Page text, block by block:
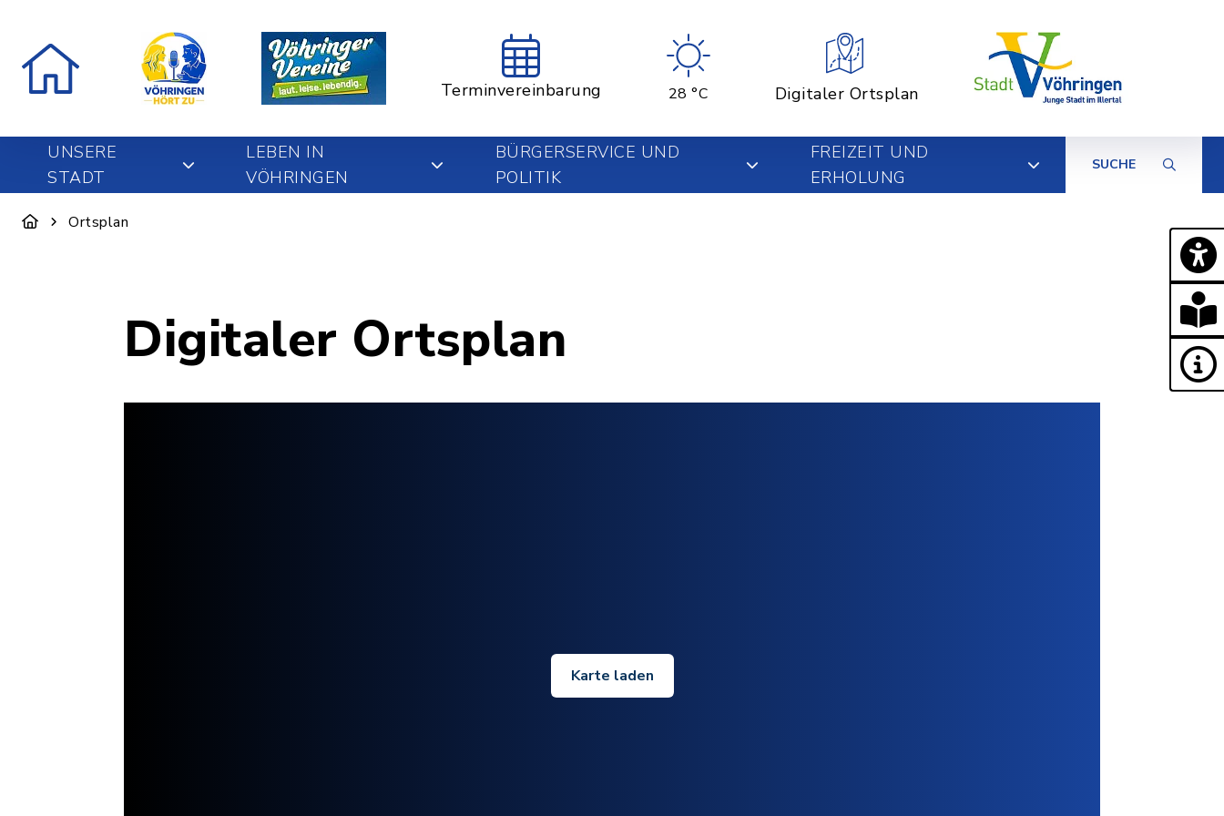
Terminvereinbarung 28 °C Digitaler Ortsplan
UNSERE
STADT
LEBEN IN
VÖHRINGEN
BÜRGERSERVICE UND
POLITIK
FREIZEIT UND
ERHOLUNG
SUCHE
Ortsplan
Digitaler Ortsplan
Karte laden